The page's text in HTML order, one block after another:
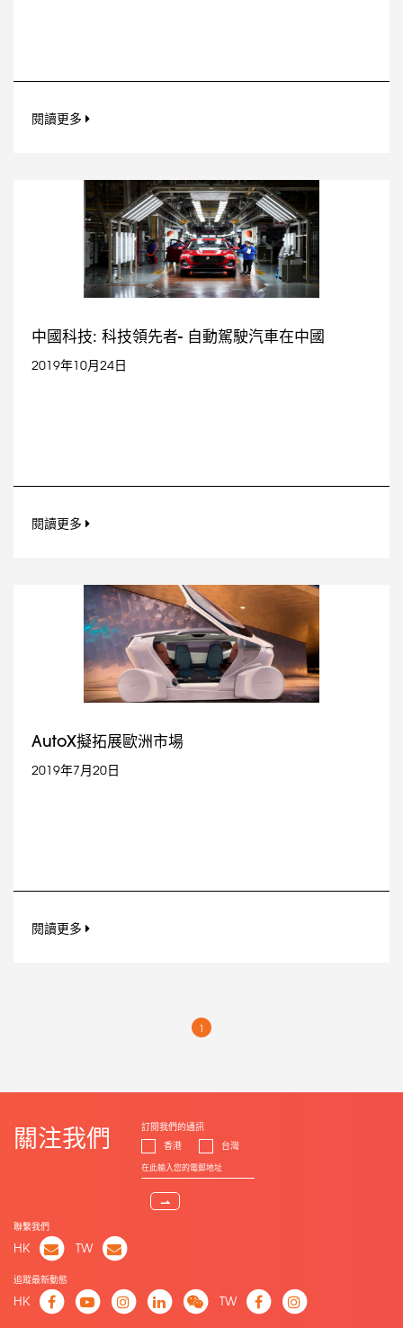
閱讀更多
中國科技: 科技領先者- 自動駕駛汽車在中國
2019年10月24日
閱讀更多
AutoX擬拓展歐洲市場
2019年7月20日
閱讀更多
1
關注我們
訂閱我們的通訊
香港
台灣
⇀
聯繫我們
HK TW
追蹤最新動態
HK TW